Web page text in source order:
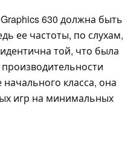
630 должна быть
ее частоты, по слухам,
той, что была
класса, она
игр на минимальных